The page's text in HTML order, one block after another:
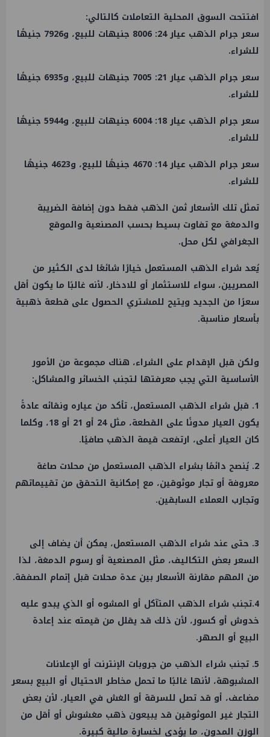
افتتحت السوق المحلية التعاملات كالتالي:
سعر جرام الذهب عيار 24: 8006 جنيهات للبيع، و7926 جنيهًا
للشراء.
سعر جرام الذهب عيار 21: 7005 جنيهات للبيع، و6935 جنيهًا
للشراء.
سعر جرام الذهب عيار 18: 6004 جنيهات للبيع، و5944 جنيهًا
للشراء.
سعر جرام الذهب عيار 14: 4670 جنيهًا للبيع، و4623 جنيهًا
للشراء.
تمثل تلك الأسعار ثمن الذهب فقط دون إضافة الضريبة
والدمغة مع تفاوت بسيط بحسب المصنعية والموقع
الجغرافي لكل محل.
يُعد شراء الذهب المستعمل خيارًا شائعًا لدى الكثير من
المصريين، سواء للاستثمار أو للادخار، لأنه غالبًا ما يكون أقل
سعرًا من الجديد ويتيح للمشتري الحصول على قطعة ذهبية
بأسعار مناسبة.
ولكن قبل الإقدام على الشراء، هناك مجموعة من الأمور
الأساسية التي يجب معرفتها لتجنب الخسائر والمشاكل:
1. قبل شراء الذهب المستعمل، تأكد من عياره ونقائه عادةً
يكون العيار مدونًا على القطعة، مثل 24 أو 21 أو 18، وكلما
كان العيار أعلى، ارتفعت قيمة الذهب صافيًا.
2. يُنصح دائمًا بشراء الذهب المستعمل من محلات صاغة
معروفة أو تجار موثوقين، مع إمكانية التحقق من تقييماتهم
وتجارب العملاء السابقين.
3. حتى عند شراء الذهب المستعمل، يمكن أن يضاف إلى
السعر بعض التكاليف، مثل المصنعية أو رسوم الدمغة، لذا
من المهم مقارنة الأسعار بين عدة محلات قبل إتمام الصفقة.
4.تجنب شراء الذهب المتآكل أو المشوه أو الذي يبدو عليه
خدوش أو كسور، لأن ذلك قد يقلل من قيمته عند إعادة
البيع أو الصهر.
5. تجنب شراء الذهب من جروبات الإنترنت أو الإعلانات
المشبوهة، لأنها غالبًا ما تحمل مخاطر الاحتيال أو البيع بسعر
مضاعف، أو قد تصل للسرقة أو الغش في العيار، لأن بعض
التجار غير الموثوقين قد يبيعون ذهب مغشوش أو أقل من
الوزن المدون، ما يؤدي لخسارة مالية كبيرة.